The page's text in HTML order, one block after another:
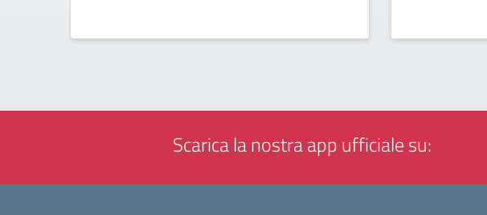
Scarica la nostra app ufficiale su: